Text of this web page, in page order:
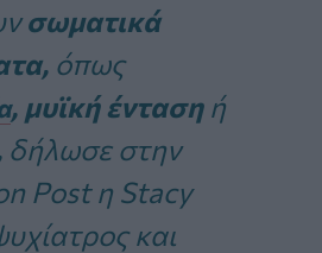
σωματικά
όπως
, μυϊκή έντασηή
δήλωσε στην
Postη Stacy
και